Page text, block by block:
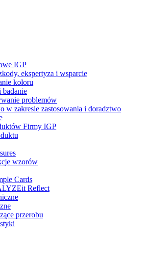
IGP
ekspertyza i wsparcie
koloru
problemów
w zakresie zastosowania i doradztwo
Firmy IGP
wzorów
Cards
Reflect
przerobu